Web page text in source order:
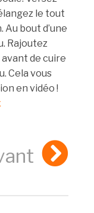
le tout
bout d’une
Rajoutez
avant de cuire
Cela vous
en vidéo !